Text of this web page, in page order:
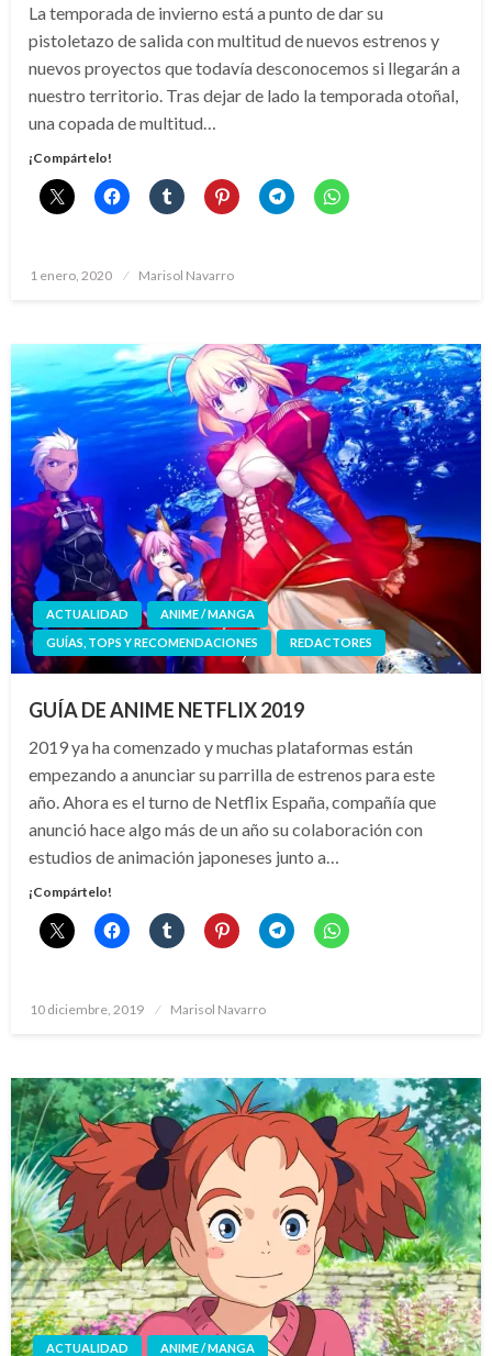
La temporada de invierno está a punto de dar su
pistoletazo de salida con multitud de nuevos estrenos y
nuevos proyectos que todavía desconocemos si llegarán a
nuestro territorio. Tras dejar de lado la temporada otoñal,
una copada de multitud…
¡Compártelo!
Publicado
1 enero, 2020 Marisol Navarro
ACTUALIDAD
ANIME / MANGA
GUÍAS, TOPS Y RECOMENDACIONES
REDACTORES
GUÍA DE ANIME NETFLIX 2019
2019 ya ha comenzado y muchas plataformas están
empezando a anunciar su parrilla de estrenos para este
año. Ahora es el turno de Netflix España, compañía que
anunció hace algo más de un año su colaboración con
estudios de animación japoneses junto a…
¡Compártelo!
Publicado
10 diciembre, 2019 Marisol Navarro
ACTUALIDAD
ANIME / MANGA